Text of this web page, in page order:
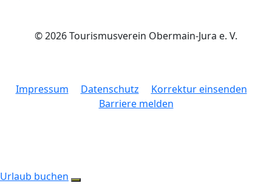
© 2026 Tourismusverein Obermain-Jura e. V.
Impressum Datenschutz
Korrektur einsenden
Barriere melden
Urlaub buchen